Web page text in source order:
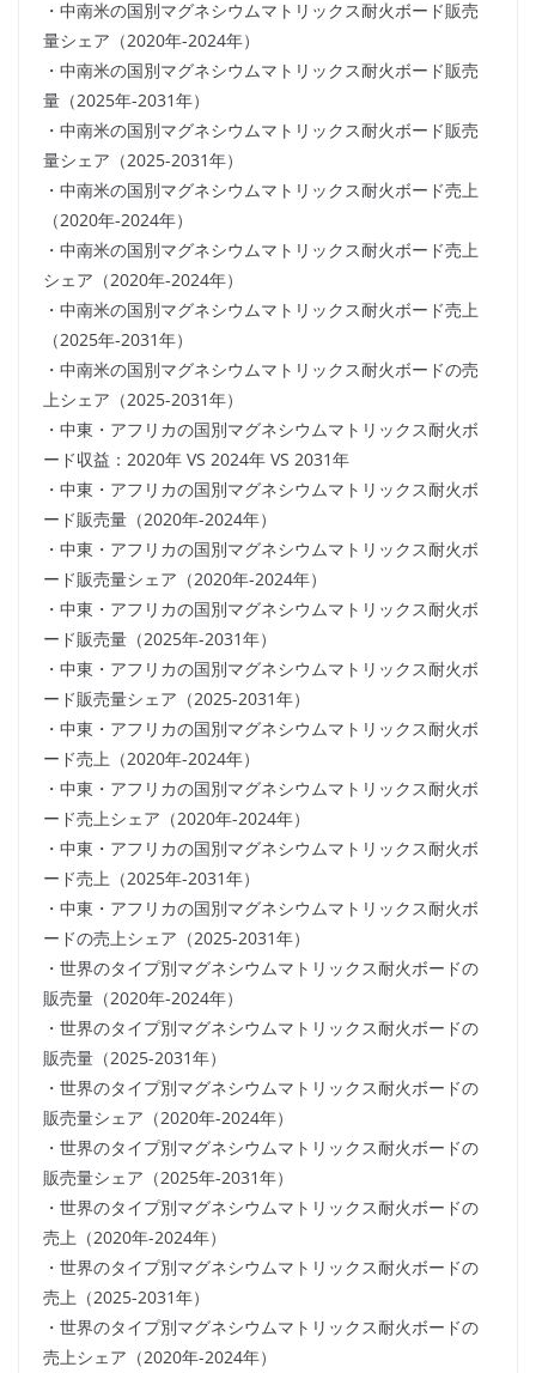
・中南米の国別マグネシウムマトリックス耐火ボード販売
量シェア（2020年-2024年）
・中南米の国別マグネシウムマトリックス耐火ボード販売
量（2025年-2031年）
・中南米の国別マグネシウムマトリックス耐火ボード販売
量シェア（2025-2031年）
・中南米の国別マグネシウムマトリックス耐火ボード売上
（2020年-2024年）
・中南米の国別マグネシウムマトリックス耐火ボード売上
シェア（2020年-2024年）
・中南米の国別マグネシウムマトリックス耐火ボード売上
（2025年-2031年）
・中南米の国別マグネシウムマトリックス耐火ボードの売
上シェア（2025-2031年）
・中東・アフリカの国別マグネシウムマトリックス耐火ボ
ード収益：2020年 VS 2024年 VS 2031年
・中東・アフリカの国別マグネシウムマトリックス耐火ボ
ード販売量（2020年-2024年）
・中東・アフリカの国別マグネシウムマトリックス耐火ボ
ード販売量シェア（2020年-2024年）
・中東・アフリカの国別マグネシウムマトリックス耐火ボ
ード販売量（2025年-2031年）
・中東・アフリカの国別マグネシウムマトリックス耐火ボ
ード販売量シェア（2025-2031年）
・中東・アフリカの国別マグネシウムマトリックス耐火ボ
ード売上（2020年-2024年）
・中東・アフリカの国別マグネシウムマトリックス耐火ボ
ード売上シェア（2020年-2024年）
・中東・アフリカの国別マグネシウムマトリックス耐火ボ
ード売上（2025年-2031年）
・中東・アフリカの国別マグネシウムマトリックス耐火ボ
ードの売上シェア（2025-2031年）
・世界のタイプ別マグネシウムマトリックス耐火ボードの
販売量（2020年-2024年）
・世界のタイプ別マグネシウムマトリックス耐火ボードの
販売量（2025-2031年）
・世界のタイプ別マグネシウムマトリックス耐火ボードの
販売量シェア（2020年-2024年）
・世界のタイプ別マグネシウムマトリックス耐火ボードの
販売量シェア（2025年-2031年）
・世界のタイプ別マグネシウムマトリックス耐火ボードの
売上（2020年-2024年）
・世界のタイプ別マグネシウムマトリックス耐火ボードの
売上（2025-2031年）
・世界のタイプ別マグネシウムマトリックス耐火ボードの
売上シェア（2020年-2024年）